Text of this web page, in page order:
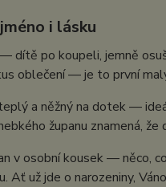
i lásku
dítě po koupeli, jemně
oblečení — je to první
a něžný na dotek —
županu znamená,
v osobní kousek — něco,
Ať už jde o narozeniny,